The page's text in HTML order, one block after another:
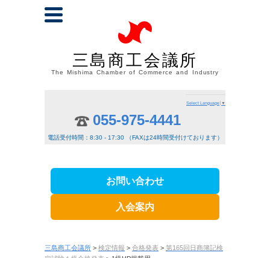
三島商工会議所
The Mishima Chamber of Commerce and Industry
Select Language ▼
055-975-4441
電話受付時間：8:30 - 17:30 （FAXは24時間受付けております）
お問い合わせ
入会案内
三島商工会議所 > 検定情報 > 合格発表 > 第165回日商簿記検